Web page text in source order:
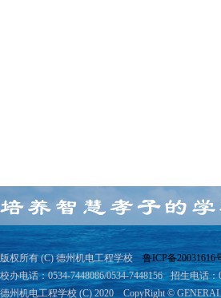
版权所有 (C) 德州机电工程学校 鲁ICP备20031616
校办电话：0534-7448086/0534-7448156
招生电话：
德州机电工程学校 (C) 2020 CopyRight ©